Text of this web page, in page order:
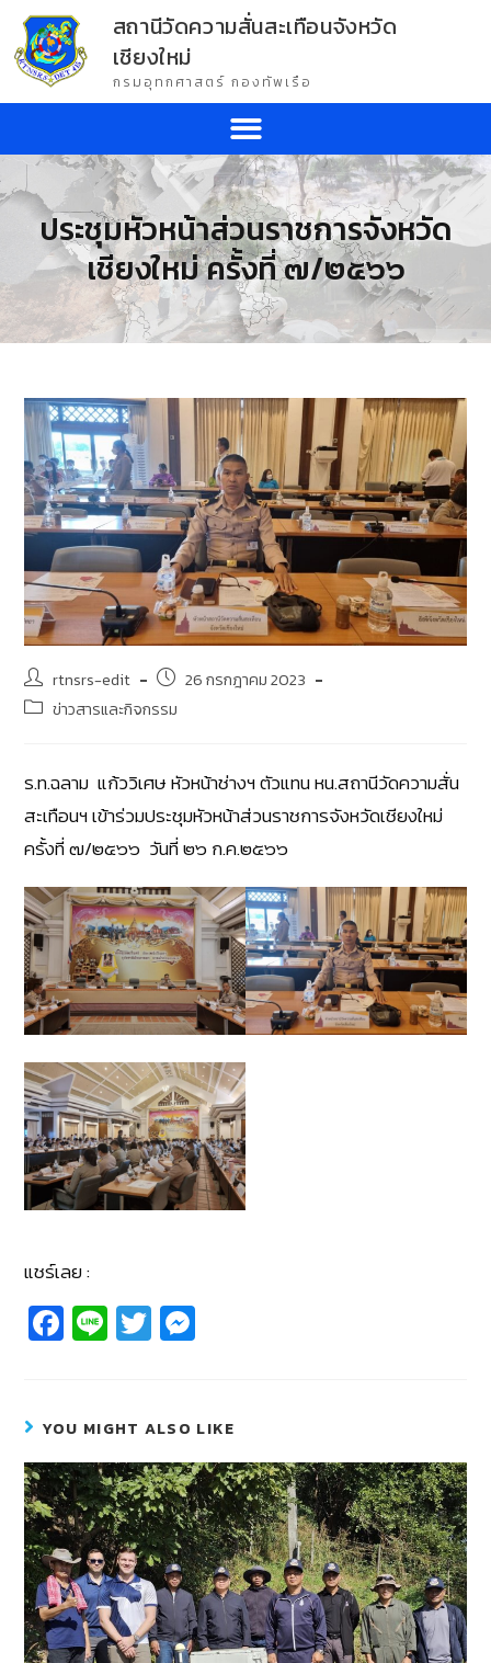
สถานีวัดความสั่นสะเทือนจังหวัด
เชียงใหม่
กรมอุทกศาสตร์ กองทัพเรือ
ประชุมหัวหน้าส่วนราชการจังหวัด
เชียงใหม่ ครั้งที่ ๗/๒๕๖๖
rtnsrs-edit
26 กรกฎาคม 2023
ข่าวสารและกิจกรรม
ร.ท.ฉลาม แก้ววิเศษ หัวหน้าช่างฯ ตัวแทน หน.สถานีวัดความสั่น
สะเทือนฯ เข้าร่วมประชุมหัวหน้าส่วนราชการจังหวัดเชียงใหม่
ครั้งที่ ๗/๒๕๖๖ วันที่ ๒๖ ก.ค.๒๕๖๖
แชร์เลย :
Fa
c
b
o
o
k
Li
n
T
wi
er e
n
g
er
YOU MIGHT ALSO LIKE